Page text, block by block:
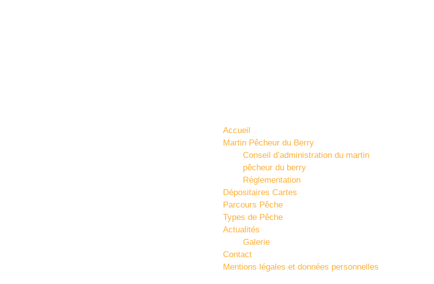
Accueil
Martin Pêcheur du Berry
Conseil d’administration du martin
pêcheur du berry
Réglementation
Dépositaires Cartes
Parcours Pêche
Types de Pêche
Actualités
Galerie
Contact
Mentions légales et données personnelles